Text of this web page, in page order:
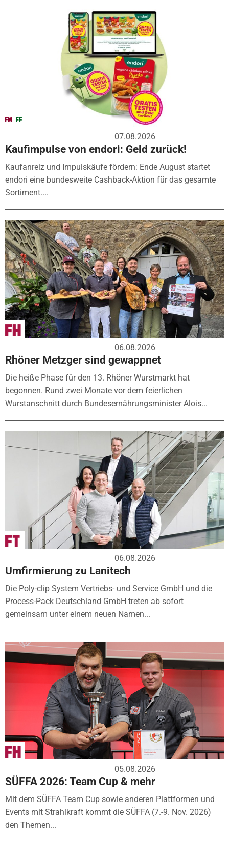
07.08.2026
Kaufimpulse von endori: Geld zurück!
Kaufanreiz und Impulskäufe fördern: Ende August startet
endori eine bundesweite Cashback-Aktion für das gesamte
Sortiment....
06.08.2026
Rhöner Metzger sind gewappnet
Die heiße Phase für den 13. Rhöner Wurstmarkt hat
begonnen. Rund zwei Monate vor dem feierlichen
Wurstanschnitt durch Bundesernährungsminister Alois...
06.08.2026
Umfirmierung zu Lanitech
Die Poly-clip System Vertriebs- und Service GmbH und die
Process-Pack Deutschland GmbH treten ab sofort
gemeinsam unter einem neuen Namen...
05.08.2026
SÜFFA 2026: Team Cup & mehr
Mit dem SÜFFA Team Cup sowie anderen Plattformen und
Events mit Strahlkraft kommt die SÜFFA (7.-9. Nov. 2026)
den Themen...